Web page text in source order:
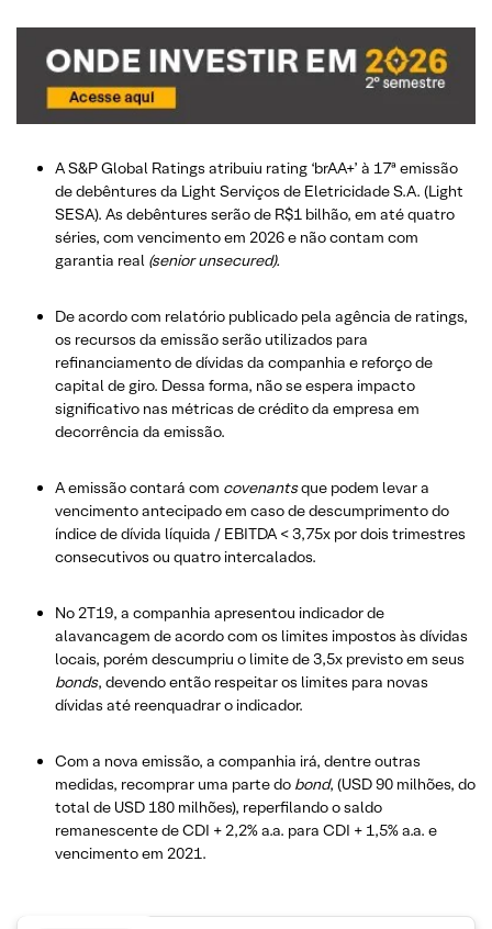
A S&P Global Ratings atribuiu rating ‘brAA+’ à 17ª emissão
de debêntures da Light Serviços de Eletricidade S.A. (Light
SESA). As debêntures serão de R$1 bilhão, em até quatro
séries, com vencimento em 2026 e não contam com
garantia real (senior unsecured).
De acordo com relatório publicado pela agência de ratings,
os recursos da emissão serão utilizados para
refinanciamento de dívidas da companhia e reforço de
capital de giro. Dessa forma, não se espera impacto
significativo nas métricas de crédito da empresa em
decorrência da emissão.
A emissão contará com covenantsque podem levar a
vencimento antecipado em caso de descumprimento do
índice de dívida líquida / EBITDA < 3,75x por dois trimestres
consecutivos ou quatro intercalados.
No 2T19, a companhia apresentou indicador de
alavancagem de acordo com os limites impostos às dívidas
locais, porém descumpriu o limite de 3,5x previsto em seus
bonds, devendo então respeitar os limites para novas
dívidas até reenquadrar o indicador.
Com a nova emissão, a companhia irá, dentre outras
medidas, recomprar uma parte do bond, (USD 90 milhões, do
total de USD 180 milhões), reperfilando o saldo
remanescente de CDI + 2,2% a.a. para CDI + 1,5% a.a. e
vencimento em 2021.